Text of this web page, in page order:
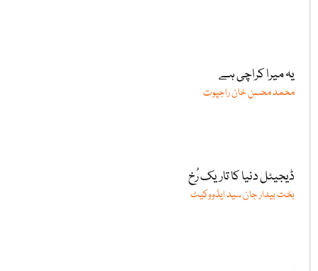
یہ میرا کراچی ہے
محمد محسن خان راجپوت
ڈیجیٹل دنیا کا تاریک رُخ
بخت بیدار جان سید ایڈووکیٹ